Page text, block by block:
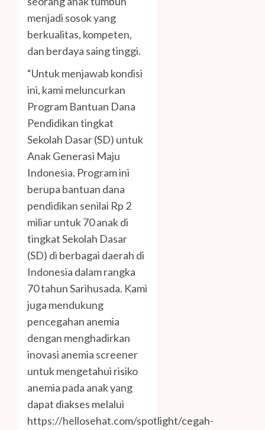
menjadi sosok yang
berkualitas, kompeten,
dan berdaya saing tinggi.
“Untuk menjawab kondisi
ini, kami meluncurkan
Program Bantuan Dana
Pendidikan tingkat
Sekolah Dasar (SD) untuk
Anak Generasi Maju
Indonesia. Program ini
berupa bantuan dana
pendidikan senilai Rp 2
miliar untuk 70 anak di
tingkat Sekolah Dasar
(SD) di berbagai daerah di
Indonesia dalam rangka
70 tahun Sarihusada. Kami
juga mendukung
pencegahan anemia
dengan menghadirkan
inovasi anemia screener
untuk mengetahui risiko
anemia pada anak yang
dapat diakses melalui
https://hellosehat.com/spotlight/cegah-